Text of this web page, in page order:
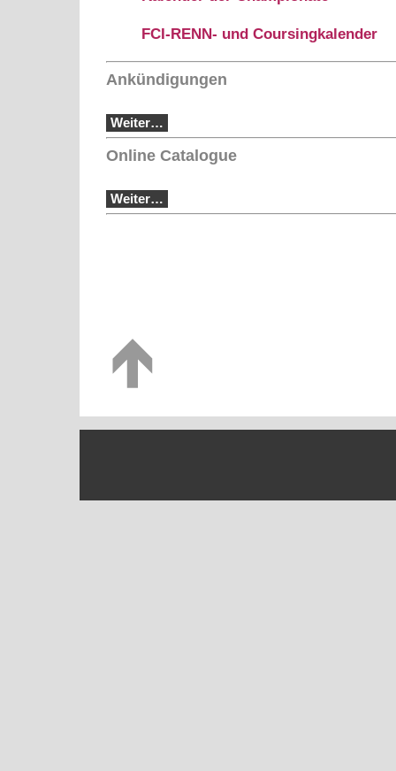
FCI-RENN- und Coursingkalender
Ankündigungen
Weiter…
Online Catalogue
Weiter…